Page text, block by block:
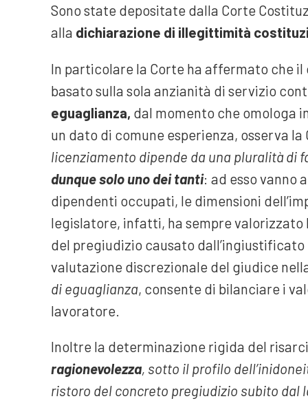
Sono state depositate dalla Corte
alla dichiarazione di illegittimità
In particolare la Corte ha affermato che
basato sulla sola anzianità di servizio
eguaglianza, dal momento che omologa
un dato di comune esperienza, osserva
licenziamento dipende da una pluralità di
dunque solo uno dei tanti: ad esso vanno
dipendenti occupati, le dimensioni
legislatore, infatti, ha sempre
del pregiudizio causato
valutazione discrezionale del giudice
di eguaglianza, consente di bilanciare i
lavoratore.
Inoltre la determinazione rigida del
ragionevolezza, sotto il profilo
ristoro del concreto pregiudizio subito